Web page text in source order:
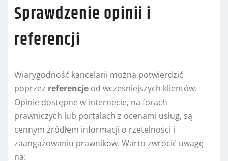
Sprawdzenie opinii i
referencji
Wiarygodność kancelarii można potwierdzić
poprzez referencje od wcześniejszych klientów.
Opinie dostępne w internecie, na forach
prawniczych lub portalach z ocenami usług, są
cennym źródłem informacji o rzetelności i
zaangażowaniu prawników. Warto zwrócić uwagę
na: